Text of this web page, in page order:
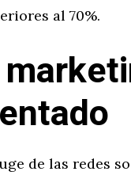
al 70%.
de las redes